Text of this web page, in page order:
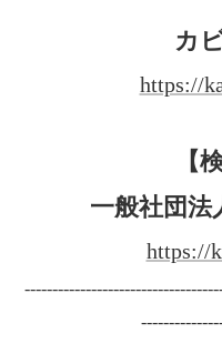
カ
https://
【
一般社団法
https://